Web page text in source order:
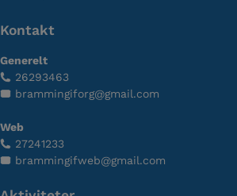
Kontakt
Generelt
26293463
brammingiforg@gmail.com
Web
27241233
brammingifweb@gmail.com